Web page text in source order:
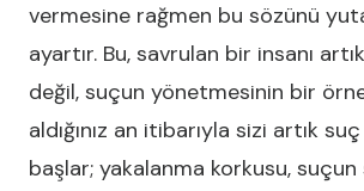
vermesine rağmen bu sözünü
ayartır. Bu, savrulan bir insanı
değil, suçun yönetmesinin bir
aldığınız an itibarıyla sizi artık
başlar; yakalanma korkusu,